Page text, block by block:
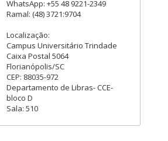
WhatsApp: +55 48 9221-2349
Ramal: (48) 3721:9704
Localização:
Campus Universitário Trindade
Caixa Postal 5064
Florianópolis/SC
CEP: 88035-972
Departamento de Libras- CCE-
bloco D
Sala: 510